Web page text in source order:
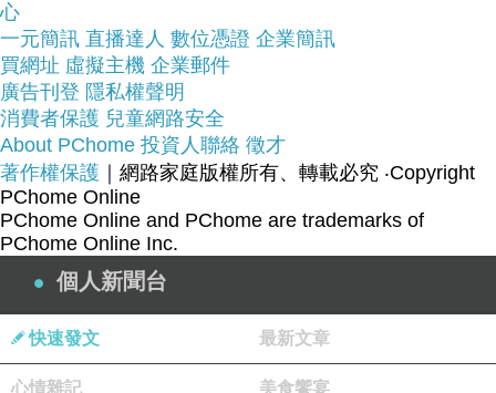
品號：2988254
廣結善緣 開拓人脈
令人心情開朗有助蜜運
增添活力與貴氣
心
一元簡訊 直播達人 數位憑證 企業簡訊
買網址 虛擬主機 企業郵件
廣告刊登 隱私權聲明
消費者保護 兒童網路安全
About PChome 投資人聯絡 徵才
著作權保護 ｜網路家庭版權所有、轉載必究 ‧Copyright
PChome Online
PChome Online and PChome are trademarks of
PChome Online Inc.
個人新聞台
快速發文 最新文章
心情雜記 美食饗宴